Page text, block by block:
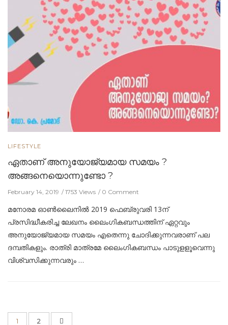
LIFESTYLE
ഏതാണ് അനുയോജ്യമായ സമയം ?
അങ്ങനെയൊന്നുണ്ടോ ?
February 14, 2019 1753 Views 0 Comment
മനോരമ ഓണ്‍ലൈനില്‍ 2019 ഫെബ്രുവരി 13ന്
പ്രസിദ്ധീകരിച്ച ലേഖനം ലൈംഗികബന്ധത്തിന് ഏറ്റവും
അനുയോജ്യമായ സമയം എതെന്നു ചോദിക്കുന്നവരാണ് പല
ദമ്പതികളും. രാത്രി മാത്രമേ ലൈംഗികബന്ധം പാടുളളൂവെന്നു
വിശ്വസിക്കുന്നവരും …
1 2